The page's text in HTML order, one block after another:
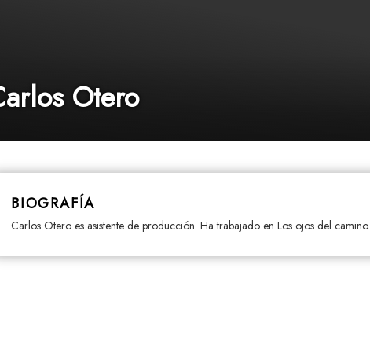
Otero
BIOGRAFÍA
Carlos Otero es asistente de producción. Ha trabajado en Los ojos del camino.